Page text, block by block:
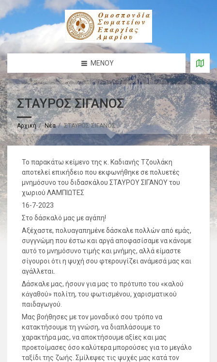
ΜΕΝΟΎ
ΣΤΑΥΡΟΣ ΣΙΓΑΝΟΣ
Αρχική Νέα ΣΤΑΥΡΟΣ ΣΙΓΑΝΟΣ
Το παρακάτω κείμενο της κ. Καδιανής Τζουλάκη
αποτελεί επικήδειο που εκφωνήθηκε σε πολυετές
μνημόσυνο του διδασκάλου ΣΤΑΥΡΟΥ ΣΙΓΑΝΟΥ του
χωριού ΛΑΜΠΙΩΤΕΣ
16-7-2023
Στο δάσκαλό μας με αγάπη!
Αξέχαστε, πολυαγαπημένε δάσκαλε πολλών από εμάς,
συγγνώμη που έστω και αργά αποφασίσαμε να κάνομε
αυτό το μνημόσυνο τιμής και μνήμης, αλλά είμαστε
σίγουροι ότι η ψυχή σου φτερουγίζει ανάμεσά μας και
αγάλλεται.
Δάσκαλε μας, ήσουν για μας το πρότυπο του «καλού
κἀγαθού» πολίτη, του φωτισμένου, χαρισματικού
παιδαγωγού.
Μας βοήθησες με τον μοναδικό σου τρόπο να
κατακτήσουμε τη γνώση, να διαπλάσουμε το
χαρακτήρα μας, να αποκτήσουμε αξίες και μας
προετοίμασες όσο καλύτερα μπορούσες για το μεγάλο
ταξίδι της ζωής. Σμίλεψες τις ψυχές μας κατά τον